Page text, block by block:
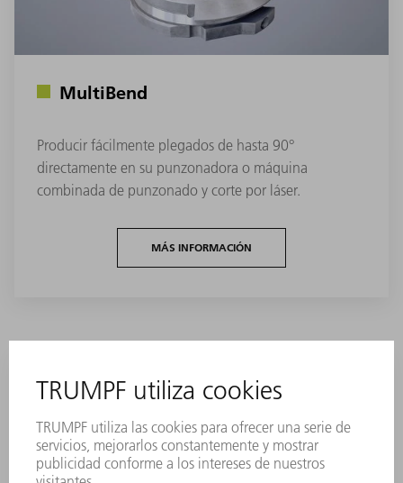
MultiBend
Producir fácilmente plegados de hasta 90°
directamente en su punzonadora o máquina
combinada de punzonado y corte por láser.
MÁS INFORMACIÓN